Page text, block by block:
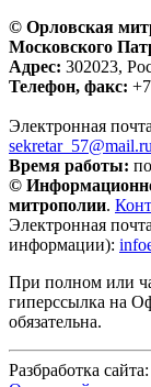
© Орловская
Московского
Адрес: 302023,
Телефон, факс:
Электронная
sekretar_57@mail.ru
Время работы:
©
митрополии.
Электронная
информации):
При полном или
гиперссылка на
обязательна.
Разбработка сайта: